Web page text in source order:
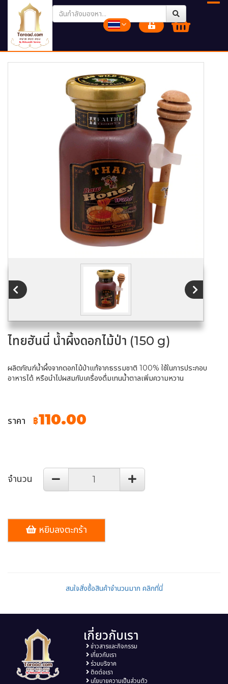
ไทยฮันนี่ น้ำผึ้งดอกไม้ป่า (150 g)
ผลิตภัณฑ์น้ำผึ้งจากดอกไม้ป่าแท้จากธรรมชาติ 100% ใช้ในการประกอบ
อาหารได้ หรือนำไปผสมกับเครื่องดื่มเทนน้ำตาลเพิ่มความหวาน
ราคา ฿110.00
จำนวน
หยิบลงตะกร้า
สนใจสั่งซื้อสินค้าจำนวนมาก คลิกที่นี่
เกี่ยวกับเรา
ข่าวสารและกิจกรรม
เกี่ยวกับเรา
ร่วมบริจาค
ติดต่อเรา
นโยบายความเป็นส่วนตัว